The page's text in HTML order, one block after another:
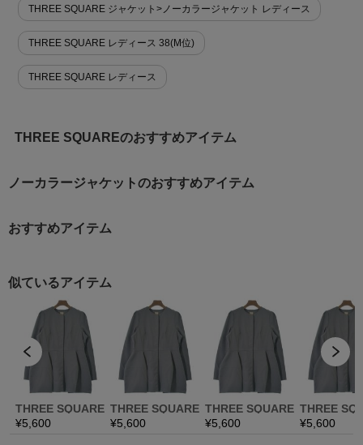
THREE SQUARE ジャケット>ノーカラージャケット レディース
THREE SQUARE レディース 38(M位)
THREE SQUARE レディース
THREE SQUAREのおすすめアイテム
ノーカラージャケットのおすすめアイテム
おすすめアイテム